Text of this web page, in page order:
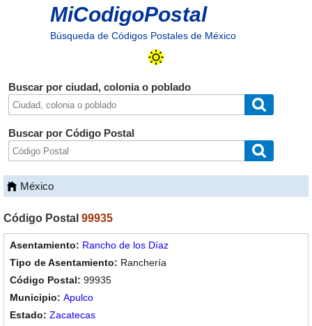
MiCodigoPostal
Búsqueda de Códigos Postales de México
Buscar por ciudad, colonia o poblado
Buscar por Código Postal
México
Código Postal 99935
Rancho de los Díaz
Ranchería
99935
Apulco
Zacatecas